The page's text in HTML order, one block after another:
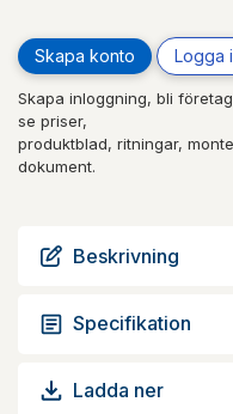
Skapa konto Logga
Skapa inloggning, bli
se priser,
produktblad, ritningar,
dokument.
Beskrivning
Specifikation
Ladda ner